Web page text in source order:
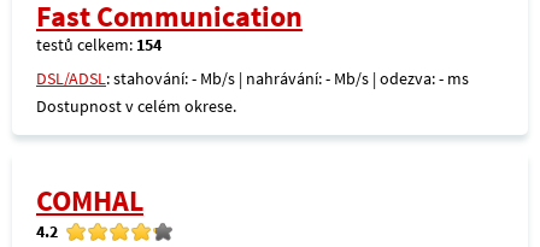
Fast Communication
testů celkem: 154
DSL/ADSL: stahování: - Mb/s | nahrávání: - Mb/s | odezva: - ms
Dostupnost v celém okrese.
COMHAL
4.2